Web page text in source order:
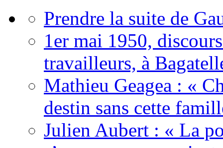
Prendre la suite de
1er mai 1950,
travailleurs, à
Mathieu Geagea : «
destin sans cette
Julien Aubert : « La